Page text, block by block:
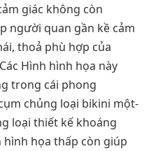
giác không còn
người quan gần kề cảm
thoả phù hợp của
Hình hình họa này
trong cái phong
chủng loại bikini một-
loại thiết kế khoáng
họa thấp còn giúp